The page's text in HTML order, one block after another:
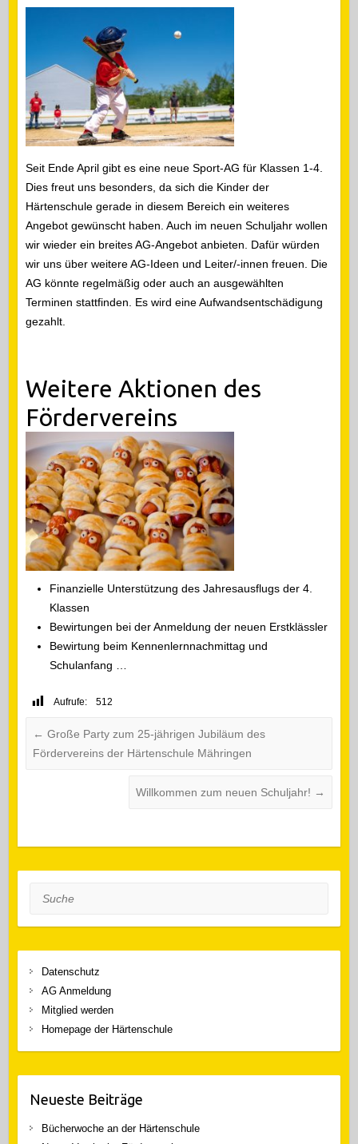
Seit Ende April gibt es eine neue Sport-AG für Klassen 1-4.
Dies freut uns besonders, da sich die Kinder der
Härtenschule gerade in diesem Bereich ein weiteres
Angebot gewünscht haben. Auch im neuen Schuljahr wollen
wir wieder ein breites AG-Angebot anbieten. Dafür würden
wir uns über weitere AG-Ideen und Leiter/-innen freuen. Die
AG könnte regelmäßig oder auch an ausgewählten
Terminen stattfinden. Es wird eine Aufwandsentschädigung
gezahlt.
Weitere Aktionen des
Fördervereins
Finanzielle Unterstützung des Jahresausflugs der 4.
Klassen
Bewirtungen bei der Anmeldung der neuen Erstklässler
Bewirtung beim Kennenlernnachmittag und
Schulanfang …
Aufrufe: 512
← Große Party zum 25-jährigen Jubiläum des
Fördervereins der Härtenschule Mähringen
Willkommen zum neuen Schuljahr! →
Suche
Datenschutz
AG Anmeldung
Mitglied werden
Homepage der Härtenschule
Neueste Beiträge
Bücherwoche an der Härtenschule